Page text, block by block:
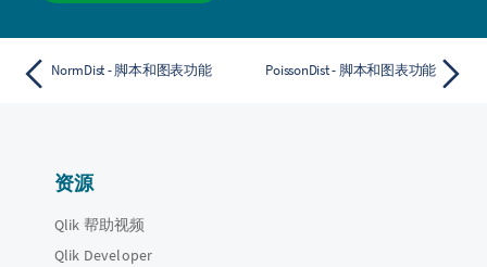
NormDist - 脚本和图表功能 PoissonDist - 脚本和图表功能
资源
Qlik 帮助视频
Qlik Developer